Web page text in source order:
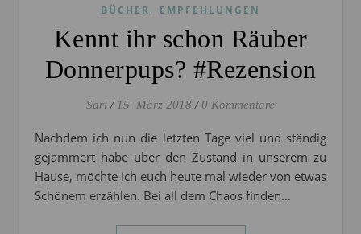
BÜCHER, EMPFEHLUNGEN
Kennt ihr schon Räuber
Donnerpups? #Rezension
Sari / 15. März 2018 / 0 Kommentare
Nachdem ich nun die letzten Tage viel und ständig
gejammert habe über den Zustand in unserem zu
Hause, möchte ich euch heute mal wieder von etwas
Schönem erzählen. Bei all dem Chaos finden…